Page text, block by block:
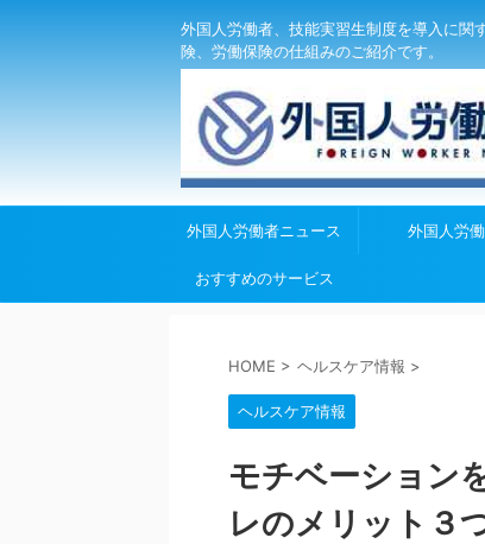
外国人労働者、技能実習生制度を導入に関
険、労働保険の仕組みのご紹介です。
外国人労働者ニュース 外国人労
おすすめのサービス
HOME > ヘルスケア情報 >
ヘルスケア情報
モチベーション
レのメリット３